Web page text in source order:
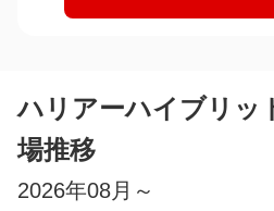
ハリアーハイブリッ
場推移
2026年08月～